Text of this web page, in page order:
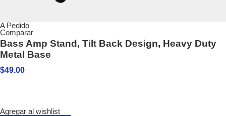
A Pedido
Comparar
Bass Amp Stand, Tilt Back Design, Heavy Duty
Metal Base
$49.00
Agregar al wishlist